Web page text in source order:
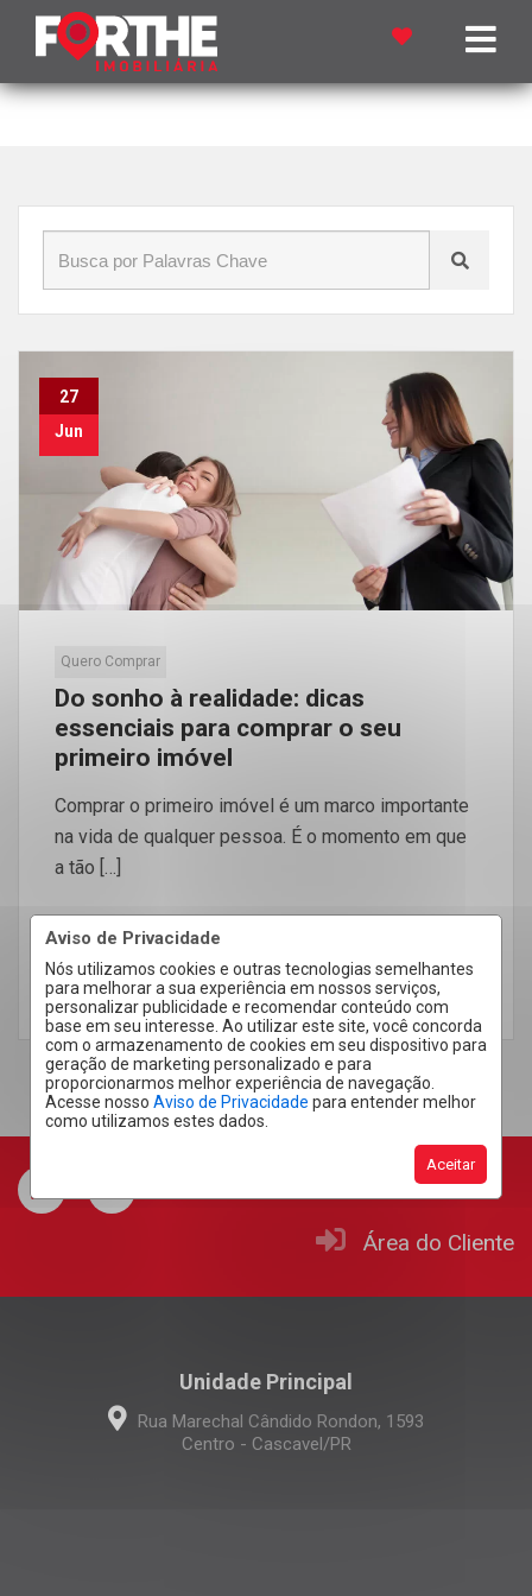
Início»Blog » Orçamento
Aviso de Privacidade
Nós utilizamos cookies e outras tecnologias semelhantes
para melhorar a sua experiência em nossos serviços,
personalizar publicidade e recomendar conteúdo com
base em seu interesse. Ao utilizar este site, você concorda
com o armazenamento de cookies em seu dispositivo para
geração de marketing personalizado e para
proporcionarmos melhor experiência de navegação.
Acesse nosso Aviso de Privacidade para entender melhor
como utilizamos estes dados.
Aceitar
27
Jun
Quero Comprar
Do sonho à realidade: dicas
essenciais para comprar o seu
primeiro imóvel
Comprar o primeiro imóvel é um marco importante
na vida de qualquer pessoa. É o momento em que
a tão […]
LEIA MAIS
Área do Cliente
Unidade Principal
Rua Marechal Cândido Rondon, 1593
Centro - Cascavel/PR